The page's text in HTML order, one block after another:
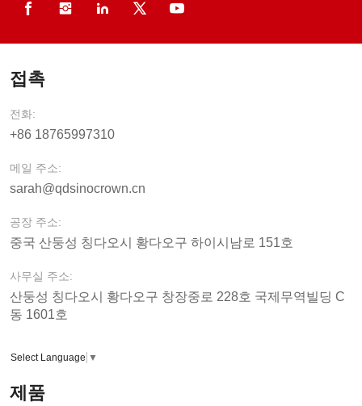
접촉
전화:
+86 18765997310
메일 주소:
sarah@qdsinocrown.cn
공장 주소:
중국 산둥성 칭다오시 황다오구 하이시남로 151호
사무실 주소:
산둥성 칭다오시 황다오구 창장중로 228호 국제무역빌딩 C
동 1601호
Select Language ▼
제품